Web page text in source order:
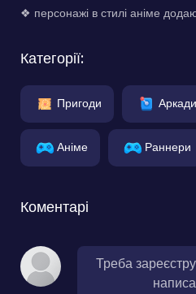
❖ персонажі в стилі аніме
Категорії:
Пригоди Аркади
Аніме Раннери
Коментарі
Треба